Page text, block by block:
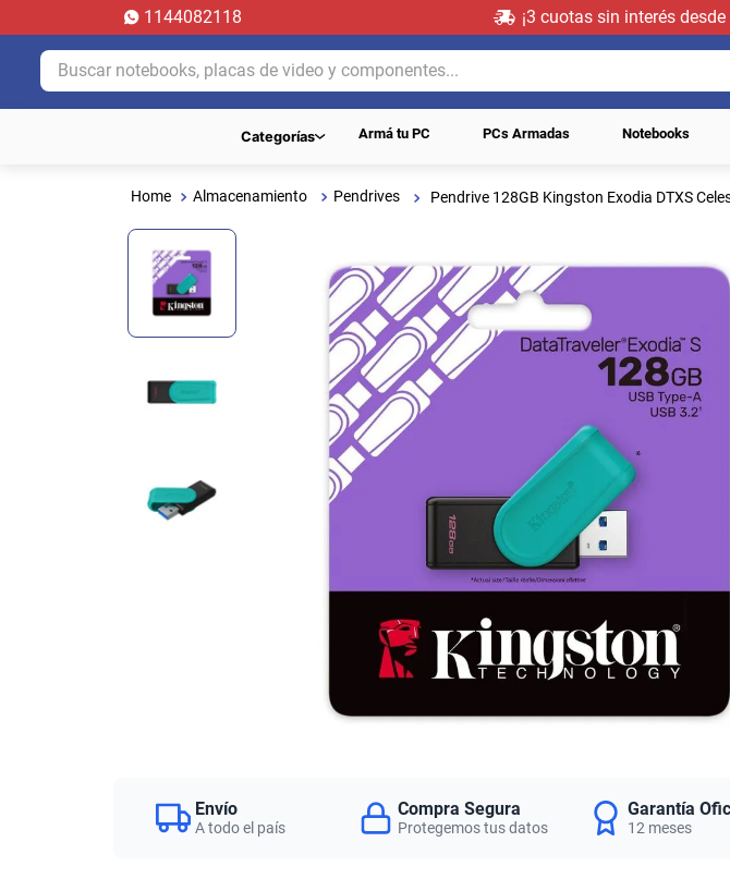
1144082118 ¡3 cuotas sin interés
Buscar notebooks, placas de video y componentes...
Categorías Armá tu PC PCs Armadas Notebooks
Almacenamiento Pendrives Pendrive 128GB Kingston Exodia DTXS
Envío
A todo el país
Compra Segura
Protegemos tus datos
Garantía
12 meses